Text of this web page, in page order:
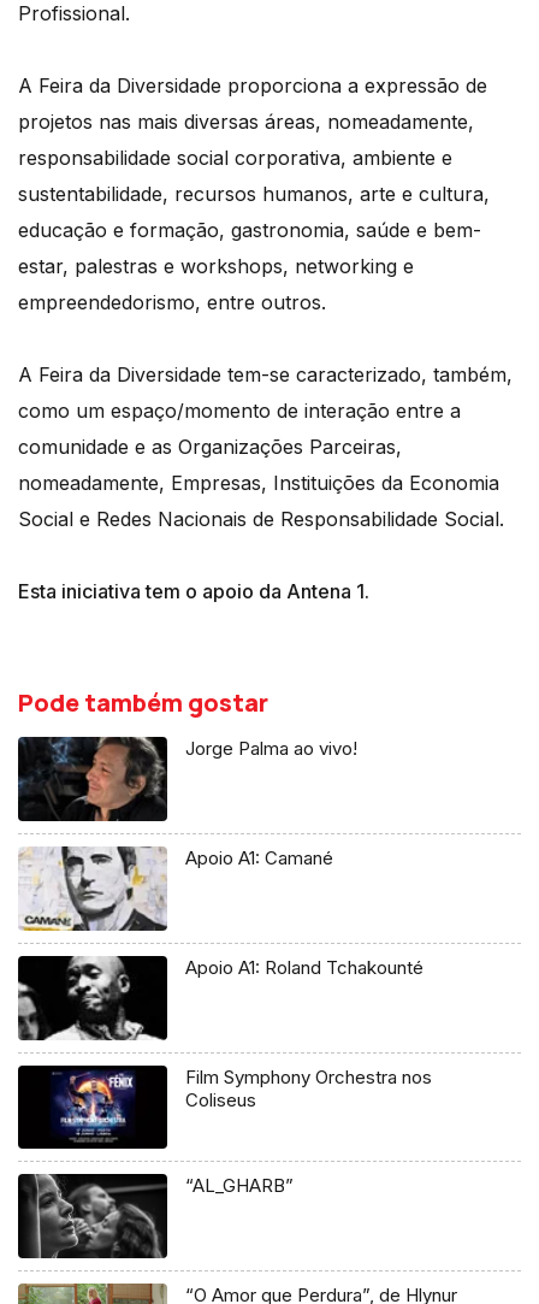
Profissional.
A Feira da Diversidade proporciona a expressão de
projetos nas mais diversas áreas, nomeadamente,
responsabilidade social corporativa, ambiente e
sustentabilidade, recursos humanos, arte e cultura,
educação e formação, gastronomia, saúde e bem-
estar, palestras e workshops, networking e
empreendedorismo, entre outros.
A Feira da Diversidade tem-se caracterizado, também,
como um espaço/momento de interação entre a
comunidade e as Organizações Parceiras,
nomeadamente, Empresas, Instituições da Economia
Social e Redes Nacionais de Responsabilidade Social.
Esta iniciativa tem o apoio da Antena 1.
Pode também gostar
Jorge Palma ao vivo!
Apoio A1: Camané
Apoio A1: Roland Tchakounté
Film Symphony Orchestra nos
Coliseus
“AL_GHARB”
“O Amor que Perdura”, de Hlynur